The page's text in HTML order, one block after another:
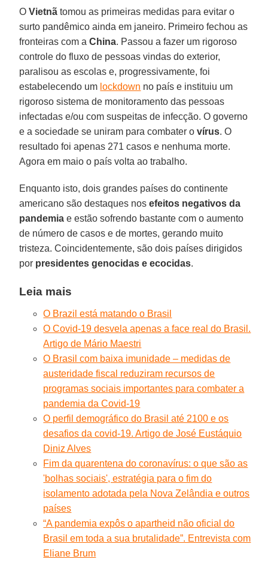
OVietnã tomou as primeiras medidas para evitar o
surto pandêmico ainda em janeiro. Primeiro fechou as
fronteiras com aChina. Passou a fazer um rigoroso
controle do fluxo de pessoas vindas do exterior,
paralisou as escolas e, progressivamente, foi
estabelecendo um lockdown no país e instituiu um
rigoroso sistema de monitoramento das pessoas
infectadas e/ou com suspeitas de infecção. O governo
e a sociedade se uniram para combater ovírus. O
resultado foi apenas 271 casos e nenhuma morte.
Agora em maio o país volta ao trabalho.
Enquanto isto, dois grandes países do continente
americano são destaques nosefeitos negativos da
pandemia e estão sofrendo bastante com o aumento
de número de casos e de mortes, gerando muito
tristeza. Coincidentemente, são dois países dirigidos
por presidentes genocidas e ecocidas.
Leia mais
O Brazil está matando o Brasil
O Covid-19 desvela apenas a face real do Brasil.
Artigo de Mário Maestri
O Brasil com baixa imunidade – medidas de
austeridade fiscal reduziram recursos de
programas sociais importantes para combater a
pandemia da Covid-19
O perfil demográfico do Brasil até 2100 e os
desafios da covid-19. Artigo de José Eustáquio
Diniz Alves
Fim da quarentena do coronavírus: o que são as
'bolhas sociais', estratégia para o fim do
isolamento adotada pela Nova Zelândia e outros
países
“A pandemia expôs o apartheid não oficial do
Brasil em toda a sua brutalidade”. Entrevista com
Eliane Brum